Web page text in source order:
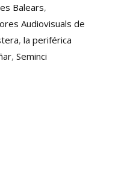
Balears,
Audiovisuals de
, la periférica
, Seminci